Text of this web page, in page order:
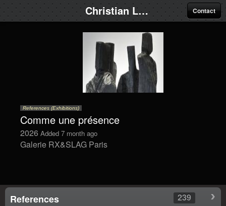
Christian Lapie Contact
References (Exhibitions)
Comme une présence
2026 Added 7 month ago
Galerie RX&SLAG Paris
References 239